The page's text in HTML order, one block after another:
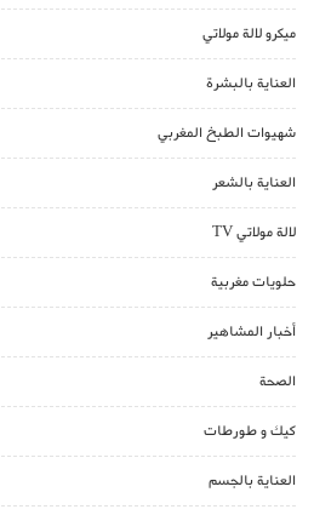
ميكرو لالة مولاتي
العناية بالبشرة
شهيوات الطبخ المغربي
العناية بالشعر
لالة مولاتي TV
حلويات مغربية
أخبار المشاهير
الصحة
كيك و طورطات
العناية بالجسم